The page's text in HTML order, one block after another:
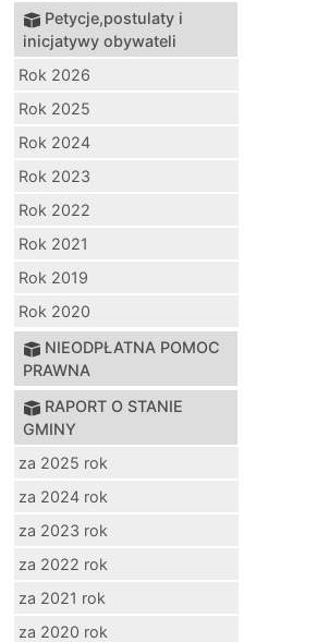
Petycje,postulaty i
inicjatywy obywateli
Rok 2026
Rok 2025
Rok 2024
Rok 2023
Rok 2022
Rok 2021
Rok 2019
Rok 2020
NIEODPŁATNA POMOC
PRAWNA
RAPORT O STANIE
GMINY
za 2025 rok
za 2024 rok
za 2023 rok
za 2022 rok
za 2021 rok
za 2020 rok